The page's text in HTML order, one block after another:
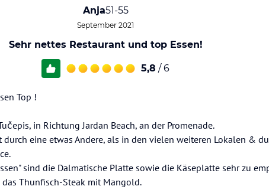
Anja51-55
September 2021
Sehr nettes Restaurant und top Essen!
5,8 / 6
Top !
in Richtung Jardan Beach, an der Promenade.
durch eine etwas Andere, als in den vielen weiteren Lokalen &
sind die Dalmatische Platte sowie die Käseplatte sehr zu
Thunfisch-Steak mit Mangold.